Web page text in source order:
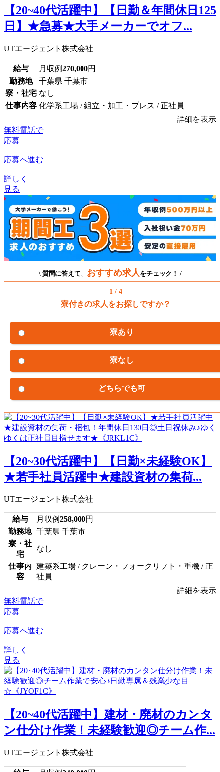
【20~40代活躍中】【日勤＆年間休日125
日】★急募★大手メーカーでオフ...
UTエージェント株式会社
給与 月収例270,000円
勤務地
千葉県 千葉市
寮・社宅 なし
仕事内容 化学系工場 / 組立・加工・プレス / 正社員
詳細を表示
無料電話で
応募
応募へ進む
詳しく
見る
\ 質問に答えて、 おすすめ求人 をチェック！ /
1 / 4
寮付きの求人をお探しですか？
寮あり
寮なし
どちらでも可
【20~30代活躍中】【日勤×未経験OK】
★若手社員活躍中★建設資材の集荷...
UTエージェント株式会社
給与 月収例258,000円
勤務地 千葉県 千葉市
寮・社
宅
なし
仕事内
容
建築系工場 / クレーン・フォークリフト・重機 / 正
社員
詳細を表示
無料電話で
応募
応募へ進む
詳しく
見る
【20~40代活躍中】建材・廃材のカンタ
ン仕分け作業！未経験歓迎◎チーム作...
UTエージェント株式会社